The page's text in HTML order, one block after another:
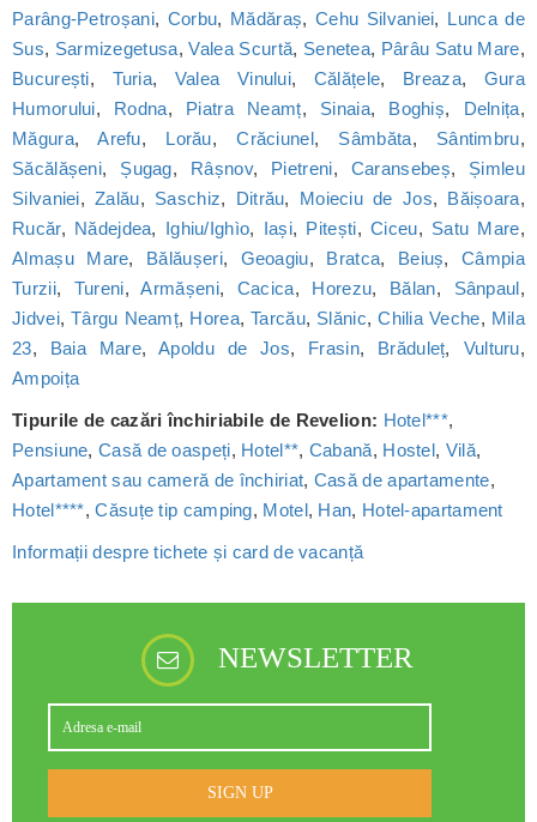
Parâng-Petroșani, Corbu, Mădăraș, Cehu Silvaniei, Lunca de
Sus, Sarmizegetusa,Valea Scurtă, Senetea, Pârâu Satu Mare,
București, Turia, Valea Vinului, Călățele, Breaza, Gura
Humorului, Rodna, Piatra Neamț, Sinaia, Boghiș, Delnița,
Măgura,Arefu, Lorău,Crăciunel, Sâmbăta, Sântimbru,
Săcălășeni, Șugag, Râșnov, Pietreni, Caransebeș, Șimleu
Silvaniei,Zalău, Saschiz, Ditrău, Moieciu de Jos, Băișoara,
Rucăr, Nădejdea, Ighiu/Ighìo, Iași, Pitești,Ciceu, Satu Mare,
Almașu Mare, Bălăușeri, Geoagiu, Bratca, Beiuș,Câmpia
Turzii, Tureni,Armășeni, Cacica, Horezu, Bălan, Sânpaul,
Jidvei,Târgu Neamț, Horea,Tarcău, Slănic,Chilia Veche, Mila
23, Baia Mare,Apoldu de Jos, Frasin, Brăduleț, Vulturu,
Ampoița
Tipurile de cazări închiriabile de Revelion: Hotel***,
Pensiune,Casă de oaspeți, Hotel**, Cabană, Hostel, Vilă,
Apartament sau cameră de închiriat, Casă de apartamente,
Hotel****,Căsuțe tip camping, Motel, Han, Hotel-apartament
Informații despre tichete și card de vacanță
NEWSLETTER
SIGN UP